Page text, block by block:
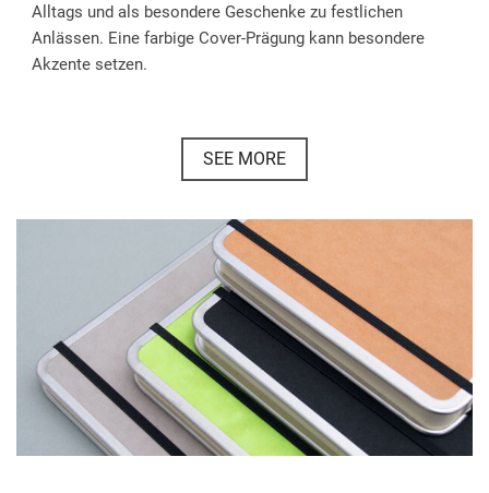
Alltags und als besondere Geschenke zu festlichen
Anlässen. Eine farbige Cover-Prägung kann besondere
Akzente setzen.
SEE MORE